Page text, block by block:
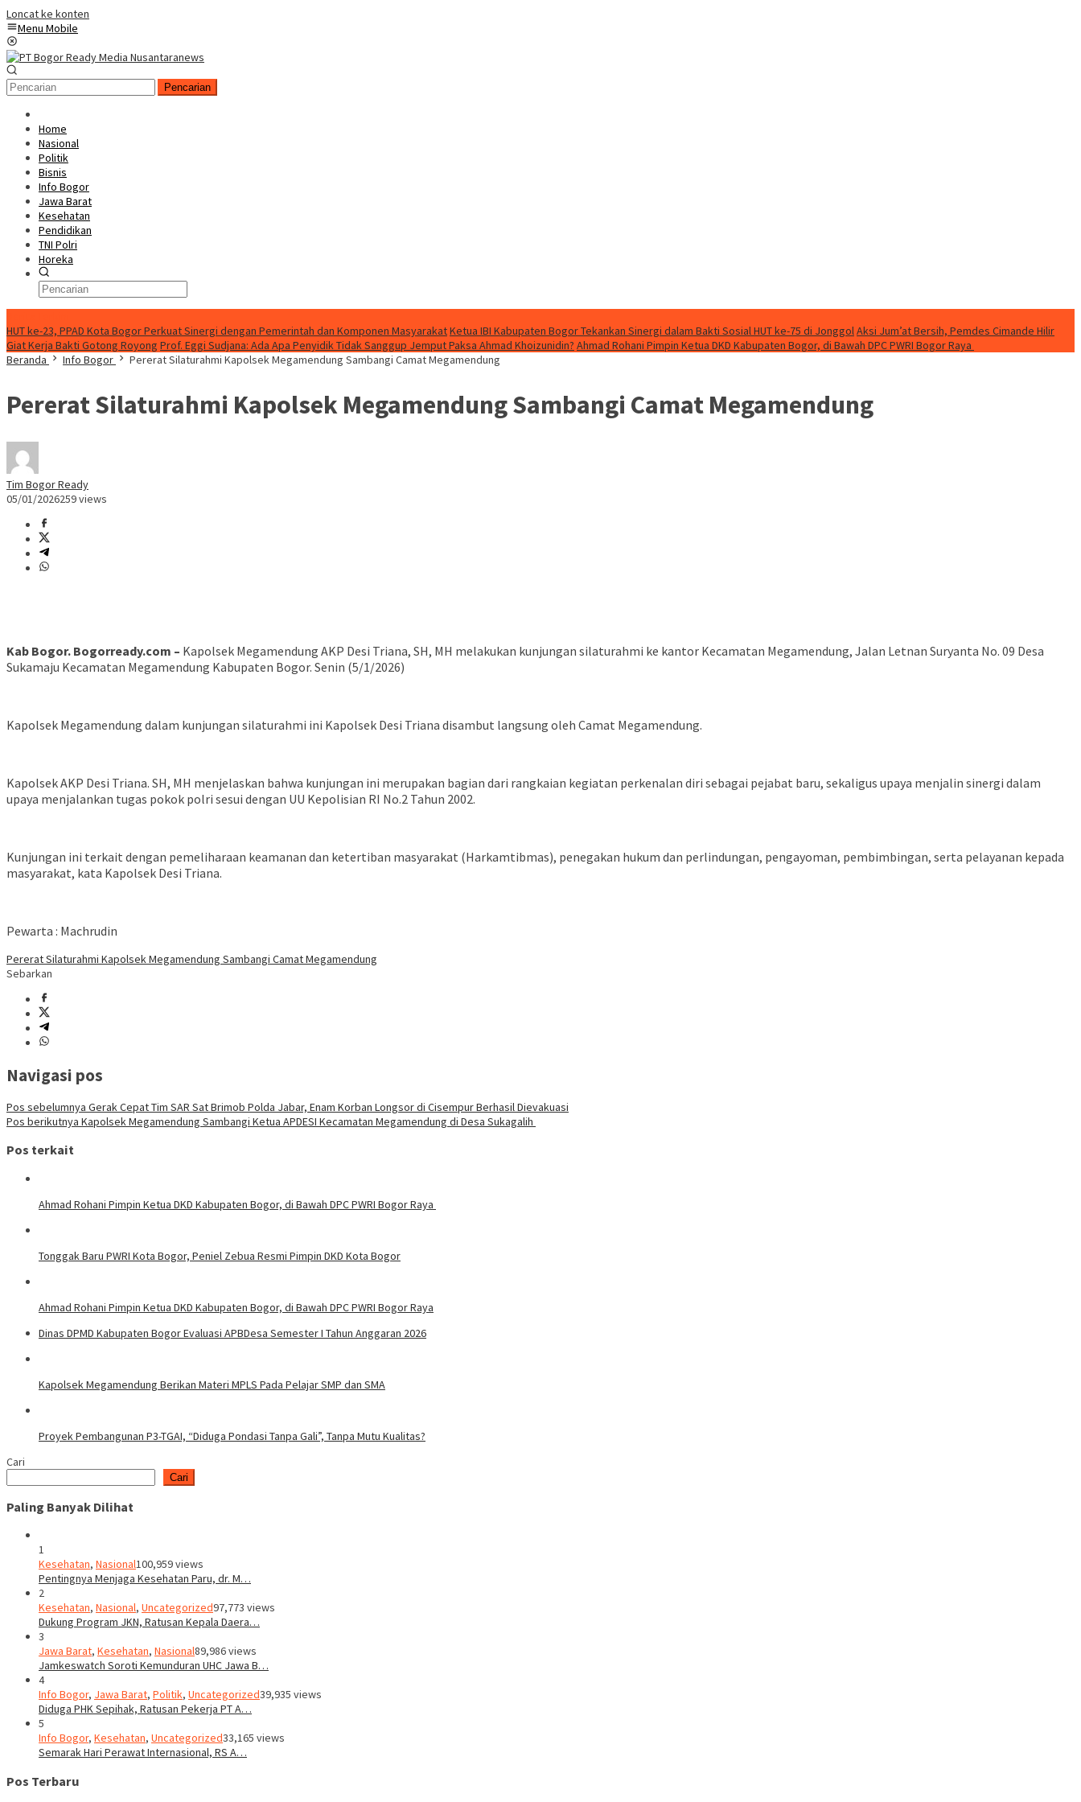
Loncat ke konten
Menu Mobile
Pencarian
Home
Nasional
Politik
Bisnis
Info Bogor
Jawa Barat
Kesehatan
Pendidikan
TNI Polri
Horeka
HUT ke-23, PPAD Kota Bogor Perkuat Sinergi dengan Pemerintah dan Komponen MasyarakatKetua IBI Kabupaten Bogor Tekankan Sinergi dalam Bakti Sosial HUT ke-75 di JonggolAksi Jum’at Bersih, Pemdes Cimande Hilir
Giat Kerja Bakti Gotong Royong Prof. Eggi Sudjana: Ada Apa Penyidik Tidak Sanggup Jemput Paksa Ahmad Khoizunidin? Ahmad Rohani Pimpin Ketua DKD Kabupaten Bogor, di Bawah DPC PWRI Bogor Raya
Beranda
Info Bogor Pererat Silaturahmi Kapolsek Megamendung Sambangi Camat Megamendung
Pererat Silaturahmi Kapolsek Megamendung Sambangi Camat Megamendung
Tim Bogor Ready
05/01/2026259 views
Kab Bogor. Bogorready.com – Kapolsek Megamendung AKP Desi Triana, SH, MH melakukan kunjungan silaturahmi ke kantor Kecamatan Megamendung, Jalan Letnan Suryanta No. 09 Desa
Sukamaju Kecamatan Megamendung Kabupaten Bogor. Senin (5/1/2026)
Kapolsek Megamendung dalam kunjungan silaturahmi ini Kapolsek Desi Triana disambut langsung oleh Camat Megamendung.
Kapolsek AKP Desi Triana. SH, MH menjelaskan bahwa kunjungan ini merupakan bagian dari rangkaian kegiatan perkenalan diri sebagai pejabat baru, sekaligus upaya menjalin sinergi dalam
upaya menjalankan tugas pokok polri sesui dengan UU Kepolisian RI No.2 Tahun 2002.
Kunjungan ini terkait dengan pemeliharaan keamanan dan ketertiban masyarakat (Harkamtibmas), penegakan hukum dan perlindungan, pengayoman, pembimbingan, serta pelayanan kepada
masyarakat, kata Kapolsek Desi Triana.
Pewarta : Machrudin
Pererat Silaturahmi Kapolsek Megamendung Sambangi Camat Megamendung
Sebarkan
Navigasi pos
Pos sebelumnya Gerak Cepat Tim SAR Sat Brimob Polda Jabar, Enam Korban Longsor di Cisempur Berhasil Dievakuasi
Pos berikutnya Kapolsek Megamendung Sambangi Ketua APDESI Kecamatan Megamendung di Desa Sukagalih
Pos terkait
Ahmad Rohani Pimpin Ketua DKD Kabupaten Bogor, di Bawah DPC PWRI Bogor Raya
Tonggak Baru PWRI Kota Bogor, Peniel Zebua Resmi Pimpin DKD Kota Bogor
Ahmad Rohani Pimpin Ketua DKD Kabupaten Bogor, di Bawah DPC PWRI Bogor Raya
Dinas DPMD Kabupaten Bogor Evaluasi APBDesa Semester I Tahun Anggaran 2026
Kapolsek Megamendung Berikan Materi MPLS Pada Pelajar SMP dan SMA
Proyek Pembangunan P3-TGAI, “Diduga Pondasi Tanpa Gali”, Tanpa Mutu Kualitas?
Cari
Cari
Paling Banyak Dilihat
1
Kesehatan, Nasional100,959 views
Pentingnya Menjaga Kesehatan Paru, dr. M…
2
Kesehatan, Nasional, Uncategorized97,773 views
Dukung Program JKN, Ratusan Kepala Daera…
3
Jawa Barat, Kesehatan, Nasional89,986 views
Jamkeswatch Soroti Kemunduran UHC Jawa B…
4
Info Bogor, Jawa Barat, Politik, Uncategorized39,935 views
Diduga PHK Sepihak, Ratusan Pekerja PT A…
5
Info Bogor, Kesehatan, Uncategorized33,165 views
Semarak Hari Perawat Internasional, RS A…
Pos Terbaru